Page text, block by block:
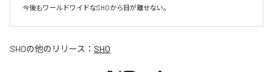
今後もワールドワイドなSHOから目が離せない。
SHOの他のリリース： SHO